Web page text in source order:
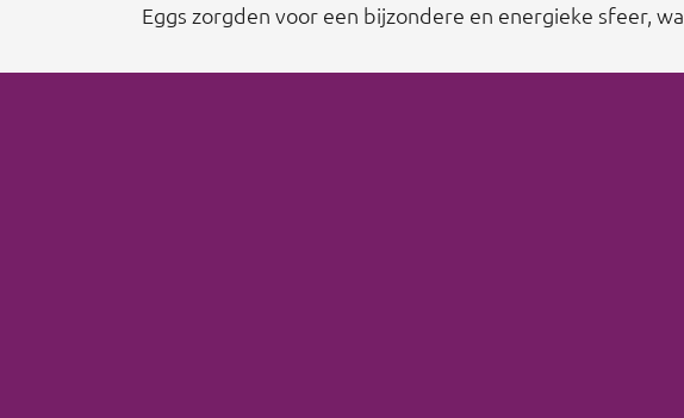
Eggs zorgden voor een bijzondere en energieke sfeer,